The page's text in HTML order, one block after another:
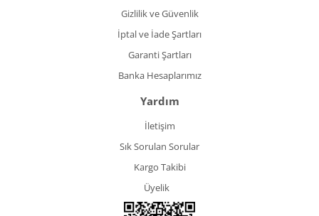
Gizlilik ve Güvenlik
İptal ve İade Şartları
Garanti Şartları
Banka Hesaplarımız
Yardım
İletişim
Sık Sorulan Sorular
Kargo Takibi
Üyelik